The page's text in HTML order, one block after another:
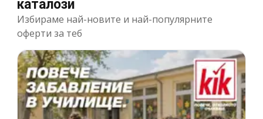
каталози
Избираме най-новите и най-популярните
оферти за теб